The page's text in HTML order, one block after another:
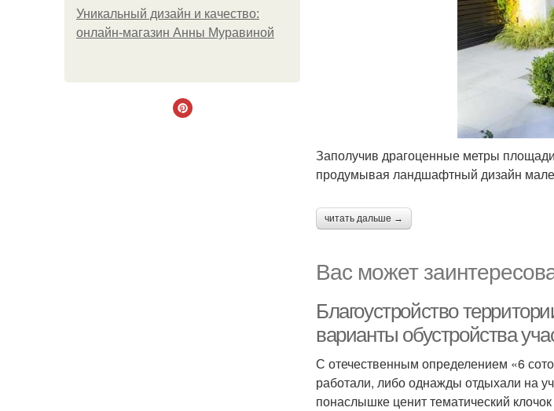
Уникальный дизайн и качество:
онлайн-магазин Анны Муравиной
Заполучив драгоценные метры
продумывая ландшафтный дизайн
читать дальше →
Вас может
Благоустройство
варианты обустройства
С отечественным определением «6
работали, либо однажды отдыхали на
понаслышке ценит тематический